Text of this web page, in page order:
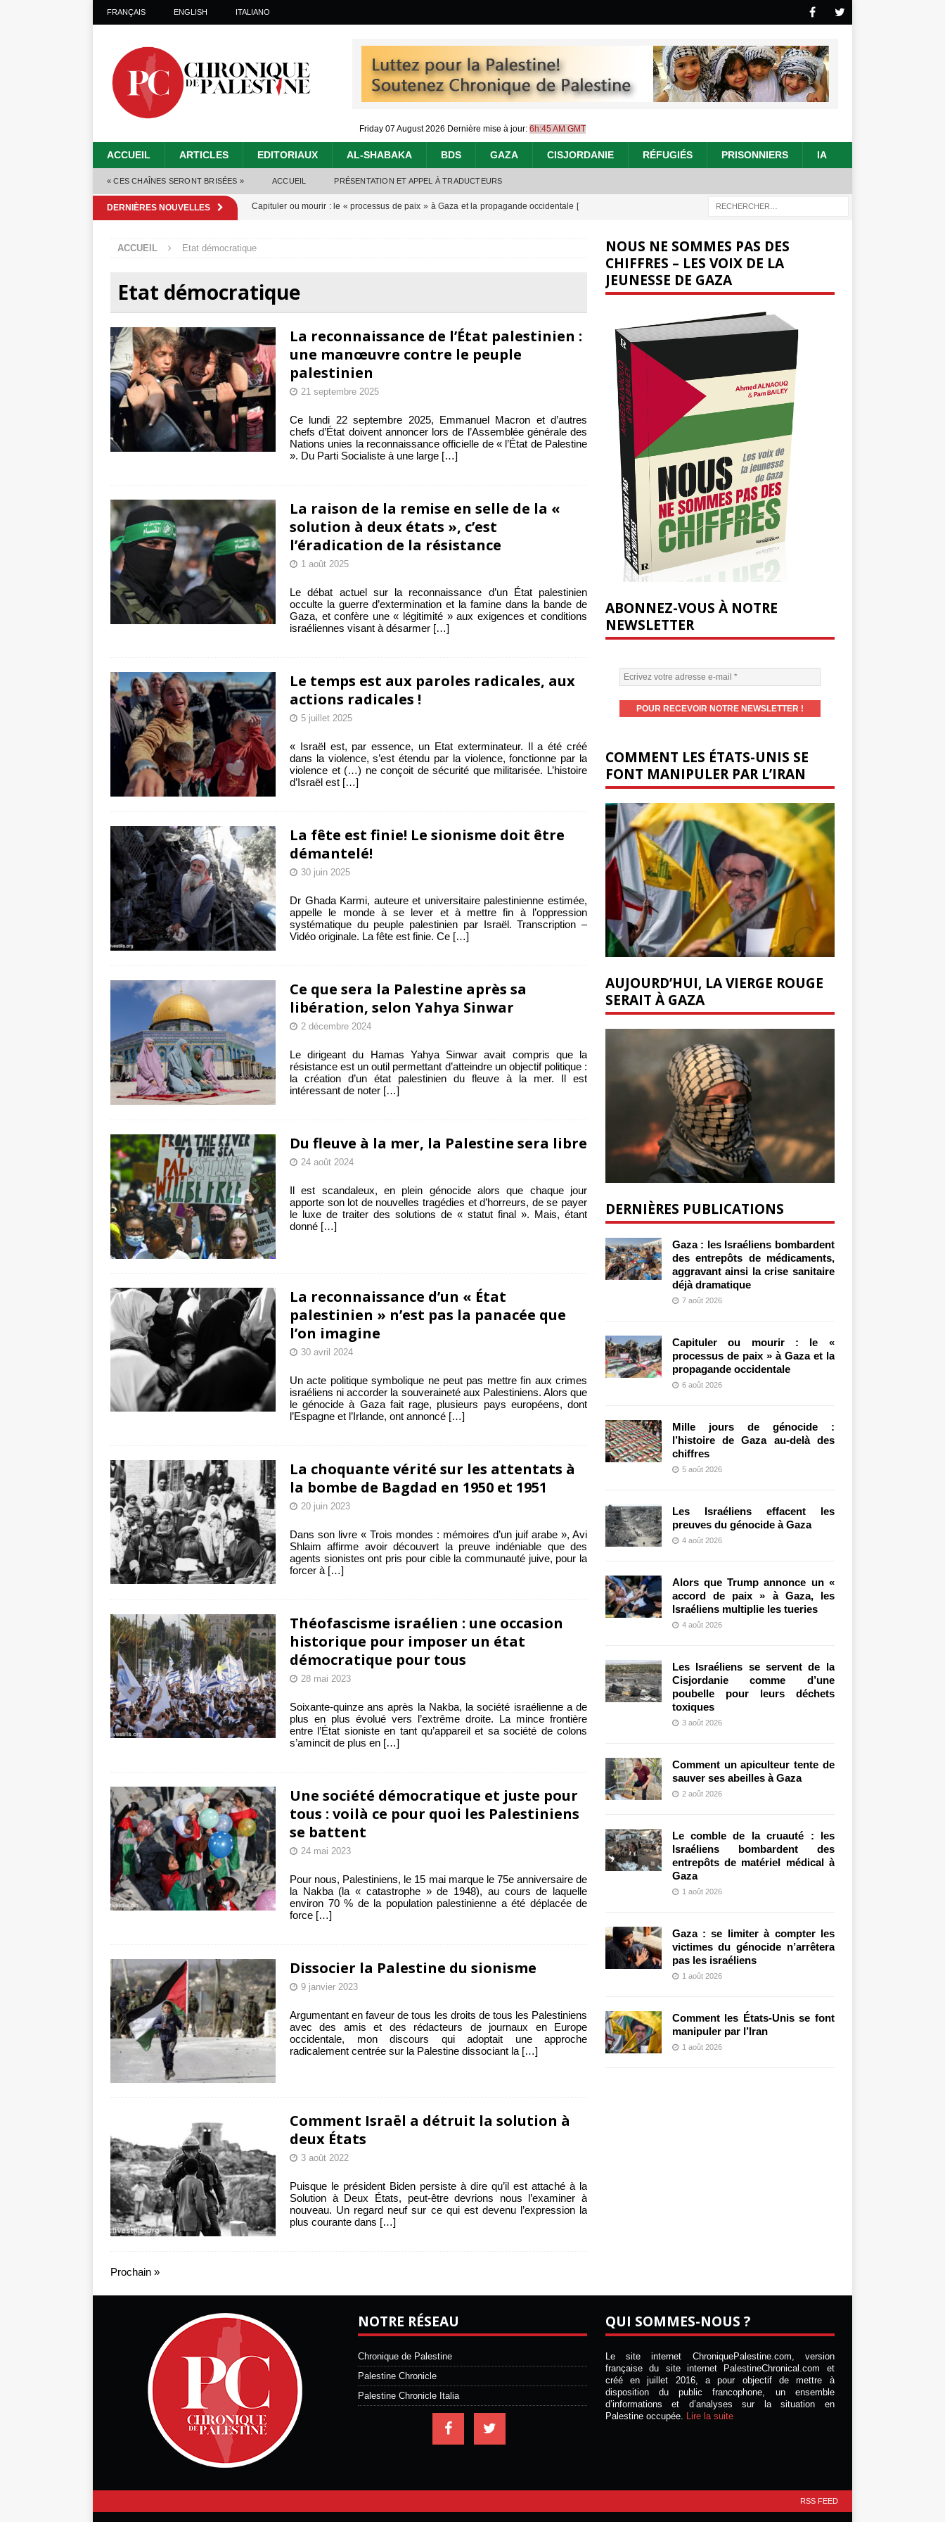
FRANÇAIS ENGLISH ITALIANO
Friday 07 August 2026 Dernière mise à jour: 6h:45 AM GMT
ACCUEIL ARTICLES EDITORIAUX AL-SHABAKA BDS GAZA CISJORDANIE RÉFUGIÉS PRISONNIERS IA
« CES CHAÎNES SERONT BRISÉES » ACCUEIL PRÉSENTATION ET APPEL À TRADUCTEURS
DERNIÈRES NOUVELLES Capituler ou mourir : le « processus de paix » à Gaza et la propagande occidentale [
Mille jours de génocide : l’histoire de Gaza au-delà des chiffres
Alors que Trump annonce un « accord de paix » à Gaza, les Israéliens multiplie les
tueries
Gaza : les Israéliens bombardent des entrepôts de médicaments, aggravant ainsi la
crise sanitaire déjà dramatique
ACCUEIL Etat démocratique
Etat démocratique
La reconnaissance de l’État palestinien :
une manœuvre contre le peuple
palestinien
21 septembre 2025
Ce lundi 22 septembre 2025, Emmanuel Macron et d’autres
chefs d’État doivent annoncer lors de l’Assemblée générale des
Nations unies la reconnaissance officielle de « l’État de Palestine
». Du Parti Socialiste à une large […]
La raison de la remise en selle de la «
solution à deux états », c’est
l’éradication de la résistance
1 août 2025
Le débat actuel sur la reconnaissance d’un État palestinien
occulte la guerre d’extermination et la famine dans la bande de
Gaza, et confère une « légitimité » aux exigences et conditions
israéliennes visant à désarmer […]
Le temps est aux paroles radicales, aux
actions radicales !
5 juillet 2025
« Israël est, par essence, un Etat exterminateur. Il a été créé
dans la violence, s’est étendu par la violence, fonctionne par la
violence et (…) ne conçoit de sécurité que militarisée. L’histoire
d’Israël est […]
La fête est finie! Le sionisme doit être
démantelé!
30 juin 2025
Dr Ghada Karmi, auteure et universitaire palestinienne estimée,
appelle le monde à se lever et à mettre fin à l’oppression
systématique du peuple palestinien par Israël. Transcription –
Vidéo originale. La fête est finie. Ce […]
Ce que sera la Palestine après sa
libération, selon Yahya Sinwar
2 décembre 2024
Le dirigeant du Hamas Yahya Sinwar avait compris que la
résistance est un outil permettant d’atteindre un objectif politique :
la création d’un état palestinien du fleuve à la mer. Il est
intéressant de noter […]
Du fleuve à la mer, la Palestine sera libre
24 août 2024
Il est scandaleux, en plein génocide alors que chaque jour
apporte son lot de nouvelles tragédies et d’horreurs, de se payer
le luxe de traiter des solutions de « statut final ». Mais, étant
donné […]
La reconnaissance d’un « État
palestinien » n’est pas la panacée que
l’on imagine
30 avril 2024
Un acte politique symbolique ne peut pas mettre fin aux crimes
israéliens ni accorder la souveraineté aux Palestiniens. Alors que
le génocide à Gaza fait rage, plusieurs pays européens, dont
l’Espagne et l’Irlande, ont annoncé […]
La choquante vérité sur les attentats à
la bombe de Bagdad en 1950 et 1951
20 juin 2023
Dans son livre « Trois mondes : mémoires d’un juif arabe », Avi
Shlaim affirme avoir découvert la preuve indéniable que des
agents sionistes ont pris pour cible la communauté juive, pour la
forcer à […]
Théofascisme israélien : une occasion
historique pour imposer un état
démocratique pour tous
28 mai 2023
Soixante-quinze ans après la Nakba, la société israélienne a de
plus en plus évolué vers l’extrême droite. La mince frontière
entre l’État sioniste en tant qu’appareil et sa société de colons
s’amincit de plus en […]
Une société démocratique et juste pour
tous : voilà ce pour quoi les Palestiniens
se battent
24 mai 2023
Pour nous, Palestiniens, le 15 mai marque le 75e anniversaire de
la Nakba (la « catastrophe » de 1948), au cours de laquelle
environ 70 % de la population palestinienne a été déplacée de
force […]
Dissocier la Palestine du sionisme
9 janvier 2023
Argumentant en faveur de tous les droits de tous les Palestiniens
avec des amis et des rédacteurs de journaux en Europe
occidentale, mon discours qui adoptait une approche
radicalement centrée sur la Palestine dissociant la […]
Comment Israël a détruit la solution à
deux États
3 août 2022
Puisque le président Biden persiste à dire qu’il est attaché à la
Solution à Deux États, peut-être devrions nous l’examiner à
nouveau. Un regard neuf sur ce qui est devenu l’expression la
plus courante dans […]
Prochain »
NOUS NE SOMMES PAS DES
CHIFFRES – LES VOIX DE LA
JEUNESSE DE GAZA
ABONNEZ-VOUS À NOTRE
NEWSLETTER
COMMENT LES ÉTATS-UNIS SE
FONT MANIPULER PAR L’IRAN
AUJOURD’HUI, LA VIERGE ROUGE
SERAIT À GAZA
DERNIÈRES PUBLICATIONS
Gaza : les Israéliens bombardent
des entrepôts de médicaments,
aggravant ainsi la crise sanitaire
déjà dramatique
7 août 2026
Capituler ou mourir : le «
processus de paix » à Gaza et la
propagande occidentale
6 août 2026
Mille jours de génocide :
l’histoire de Gaza au-delà des
chiffres
5 août 2026
Les Israéliens effacent les
preuves du génocide à Gaza
4 août 2026
Alors que Trump annonce un «
accord de paix » à Gaza, les
Israéliens multiplie les tueries
4 août 2026
Les Israéliens se servent de la
Cisjordanie comme d’une
poubelle pour leurs déchets
toxiques
3 août 2026
Comment un apiculteur tente de
sauver ses abeilles à Gaza
2 août 2026
Le comble de la cruauté : les
Israéliens bombardent des
entrepôts de matériel médical à
Gaza
1 août 2026
Gaza : se limiter à compter les
victimes du génocide n’arrêtera
pas les israéliens
1 août 2026
Comment les États-Unis se font
manipuler par l’Iran
1 août 2026
NOTRE RÉSEAU
Chronique de Palestine
Palestine Chronicle
Palestine Chronicle Italia
QUI SOMMES-NOUS ?
Le site internet ChroniquePalestine.com, version
française du site internet PalestineChronical.com et
créé en juillet 2016, a pour objectif de mettre à
disposition du public francophone, un ensemble
d’informations et d’analyses sur la situation en
Palestine occupée. Lire la suite
RSS FEED